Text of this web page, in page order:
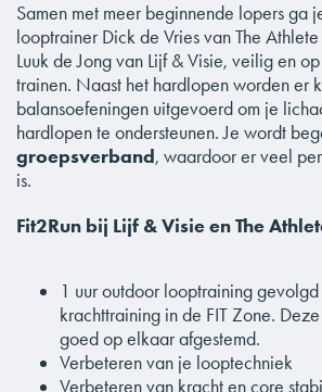
Samen met meer beginnende lopers ga
looptrainer Dick de Vries van The
Luuk de Jong van Lijf & Visie, veilig en
trainen. Naast het hardlopen worden er
balansoefeningen uitgevoerd om je
hardlopen te ondersteunen. Je wordt
groepsverband, waardoor er veel
is.
Fit2Run bij Lijf & Visie en The
1 uur outdoor looptraining
krachttraining in de FIT Zone.
goed op elkaar afgestemd.
Verbeteren van je looptechniek
Verbeteren van kracht en core